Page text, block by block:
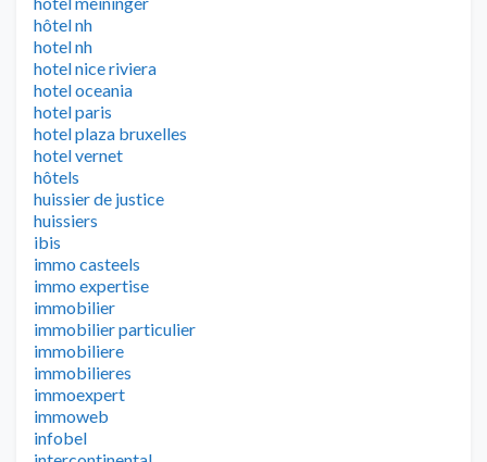
hôtel nh
hotel nh
hotel nice riviera
hotel oceania
hotel paris
hotel plaza bruxelles
hotel vernet
hôtels
huissier de justice
huissiers
ibis
immo casteels
immo expertise
immobilier
immobilier particulier
immobiliere
immobilieres
immoexpert
immoweb
infobel